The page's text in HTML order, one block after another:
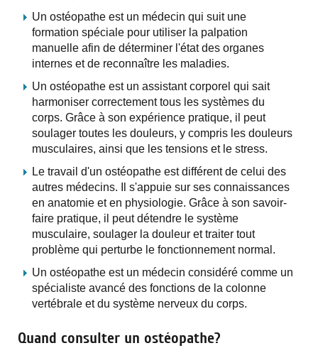
Un ostéopathe est un médecin qui suit une
formation spéciale pour utiliser la palpation
manuelle afin de déterminer l'état des organes
internes et de reconnaître les maladies.
Un ostéopathe est un assistant corporel qui sait
harmoniser correctement tous les systèmes du
corps. Grâce à son expérience pratique, il peut
soulager toutes les douleurs, y compris les douleurs
musculaires, ainsi que les tensions et le stress.
Le travail d'un ostéopathe est différent de celui des
autres médecins. Il s'appuie sur ses connaissances
en anatomie et en physiologie. Grâce à son savoir-
faire pratique, il peut détendre le système
musculaire, soulager la douleur et traiter tout
problème qui perturbe le fonctionnement normal.
Un ostéopathe est un médecin considéré comme un
spécialiste avancé des fonctions de la colonne
vertébrale et du système nerveux du corps.
Quand consulter un ostéopathe?